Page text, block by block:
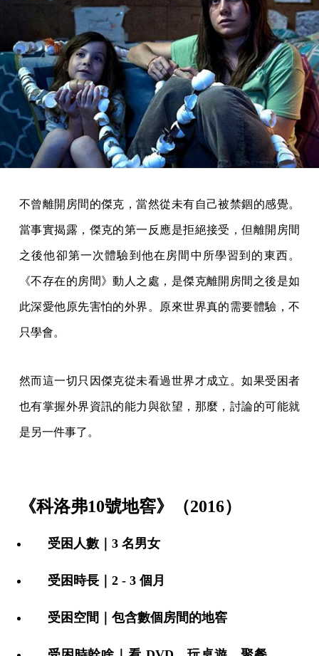
不曾離開房間的傑克，當然從未有自己被禁錮的感覺。
當事實揭露，傑克的第一反應是拒絕接受，但離開房間
之後他卻第一次體驗到他在房間中所學習到的東西。
《不存在的房間》動人之處，是傑克離開房間之後是如
此深愛他原先害怕的外界。原來世界真的需要體驗，不
只學會。
然而這一切只因傑克從未看過世界才成立。如果受困者
也有掌握外界資訊的能力與欲望，那麼，討論的可能就
是另一件事了。
《科洛弗10號地窖》（2016）
受困人數｜3 名男女
受困時長｜2 - 3 個月
受困空間｜包含數個房間的地窖